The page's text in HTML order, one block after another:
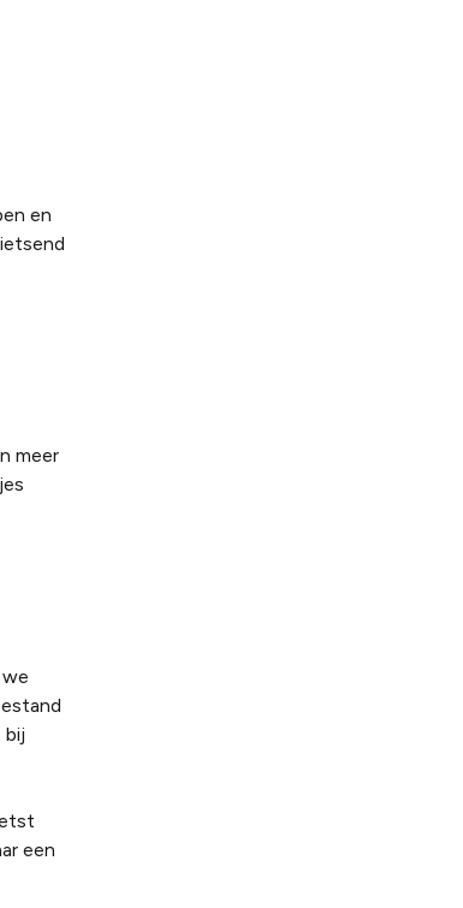
en
meer
bij
een